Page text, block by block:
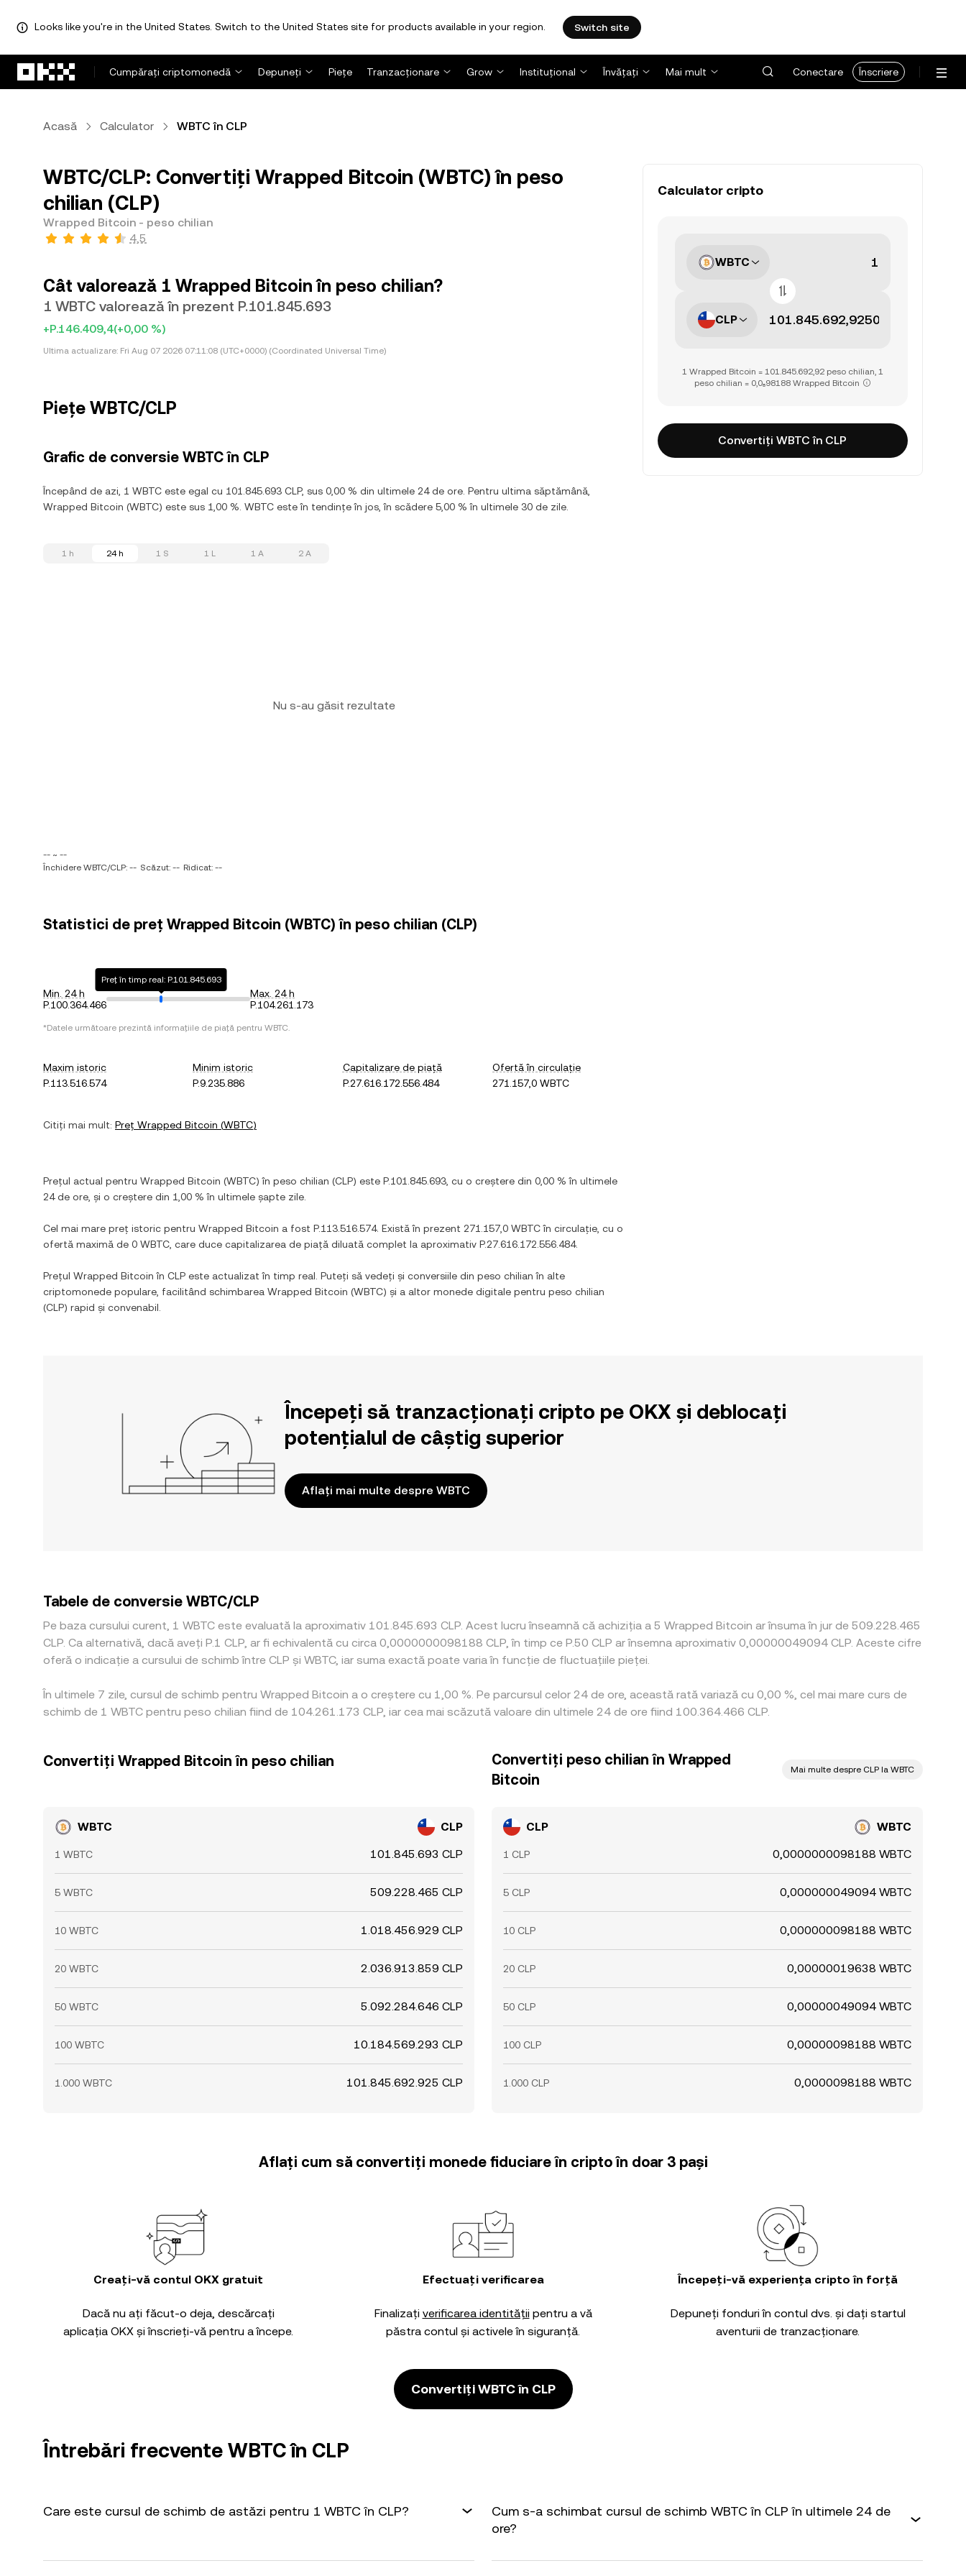
Looks like you're in the United States. Switch to the United States site for products available in your region. Switch site
Cumpărați criptomonedă
Depuneți Piețe Tranzacționare Grow Instituțional Învățați Mai mult Conectare Înscriere
Acasă Calculator WBTC în CLP
WBTC/CLP: Convertiți Wrapped Bitcoin (WBTC) în peso
chilian (CLP)
Wrapped Bitcoin - peso chilian
4,5
Cât valorează 1 Wrapped Bitcoin în peso chilian?
1 WBTC valorează în prezent P.101.845.693
+P.146.409,4(+0,00 %)
Ultima actualizare: Fri Aug 07 2026 07:11:08 (UTC+0000) (Coordinated Universal Time)
Piețe WBTC/CLP
Grafic de conversie WBTC în CLP
Începând de azi, 1 WBTC este egal cu 101.845.693 CLP, sus 0,00 % din ultimele 24 de ore. Pentru ultima săptămână,
Wrapped Bitcoin (WBTC) este sus 1,00 %. WBTC este în tendințe în jos, în scădere 5,00 % în ultimele 30 de zile.
1 h 24 h 1 S 1 L 1 A 2 A
Nu s-au găsit rezultate
-- ~ --
Închidere WBTC/CLP: -- Scăzut: -- Ridicat: --
Statistici de preț Wrapped Bitcoin (WBTC) în peso chilian (CLP)
Min. 24 h
P.100.364.466
Preț în timp real: P.101.845.693
Max. 24 h
P.104.261.173
*Datele următoare prezintă informațiile de piață pentru WBTC.
Maxim istoric
P.113.516.574
Minim istoric
P.9.235.886
Capitalizare de piață
P.27.616.172.556.484
Ofertă în circulație
271.157,0 WBTC
Citiți mai mult: Preț Wrapped Bitcoin (WBTC)
Prețul actual pentru Wrapped Bitcoin (WBTC) în peso chilian (CLP) este P.101.845.693 , cu o creștere din 0,00 % în ultimele
24 de ore, și o creștere din 1,00 % în ultimele șapte zile.
Cel mai mare preț istoric pentru Wrapped Bitcoin a fost P.113.516.574. Există în prezent 271.157,0 WBTCîn circulație, cu o
ofertă maximă de 0 WBTC , care duce capitalizarea de piață diluată complet la aproximativ P.27.616.172.556.484.
Prețul Wrapped Bitcoin în CLP este actualizat în timp real. Puteți să vedeți și conversiile din peso chilian în alte
criptomonede populare, facilitând schimbarea Wrapped Bitcoin (WBTC) și a altor monede digitale pentru peso chilian
(CLP) rapid și convenabil.
Calculator cripto
WBTC
CLP
1 Wrapped Bitcoin = 101.845.692,92 peso chilian, 1
peso chilian = 0,0₈98188 Wrapped Bitcoin
Convertiți WBTC în CLP
Începeți să tranzacționați cripto pe OKX și deblocați
potențialul de câștig superior
Aflați mai multe despre WBTC
Tabele de conversie WBTC/CLP
Pe baza cursului curent, 1 WBTC este evaluată la aproximativ 101.845.693 CLP. Acest lucru înseamnă că achiziția a 5 Wrapped Bitcoin ar însuma în jur de 509.228.465
CLP. Ca alternativă, dacă aveți P.1 CLP, ar fi echivalentă cu circa 0,0000000098188 CLP, în timp ce P.50 CLP ar însemna aproximativ 0,00000049094 CLP. Aceste cifre
oferă o indicație a cursului de schimb între CLP și WBTC, iar suma exactă poate varia în funcție de fluctuațiile pieței.
În ultimele 7 zile, cursul de schimb pentru Wrapped Bitcoin a o creștere cu 1,00 %. Pe parcursul celor 24 de ore, această rată variază cu 0,00 %, cel mai mare curs de
schimb de 1 WBTC pentru peso chilian fiind de 104.261.173 CLP, iar cea mai scăzută valoare din ultimele 24 de ore fiind 100.364.466 CLP.
Convertiți Wrapped Bitcoin în peso chilian
WBTC CLP
1 WBTC 101.845.693 CLP
5 WBTC 509.228.465 CLP
10 WBTC 1.018.456.929 CLP
20 WBTC 2.036.913.859 CLP
50 WBTC 5.092.284.646 CLP
100 WBTC 10.184.569.293 CLP
1.000 WBTC 101.845.692.925 CLP
Convertiți peso chilian în Wrapped
Bitcoin
Mai multe despre CLP la WBTC
CLP WBTC
1 CLP 0,0000000098188 WBTC
5 CLP 0,000000049094 WBTC
10 CLP 0,000000098188 WBTC
20 CLP 0,00000019638 WBTC
50 CLP 0,00000049094 WBTC
100 CLP 0,00000098188 WBTC
1.000 CLP 0,0000098188 WBTC
Aflați cum să convertiți monede fiduciare în cripto în doar 3 pași
Creați-vă contul OKX gratuit
Dacă nu ați făcut-o deja, descărcați
aplicația OKX și înscrieți-vă pentru a începe.
Efectuați verificarea
Finalizați verificarea identității pentru a vă
păstra contul și activele în siguranță.
Începeți-vă experiența cripto în forță
Depuneți fonduri în contul dvs. și dați startul
aventurii de tranzacționare.
Convertiți WBTC în CLP
Întrebări frecvente WBTC în CLP
Care este cursul de schimb de astăzi pentru 1 WBTC în CLP?
Cum s-a schimbat cursul de schimb WBTC în CLP în ultimele 24 de
ore?